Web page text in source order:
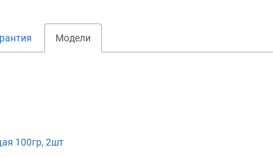
Модели
100гр, 2шт